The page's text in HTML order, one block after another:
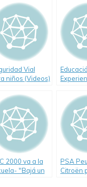
Vial
niños (Videos)
Tucumán
2000 va a la
"Bajá un
PSA
Citroën